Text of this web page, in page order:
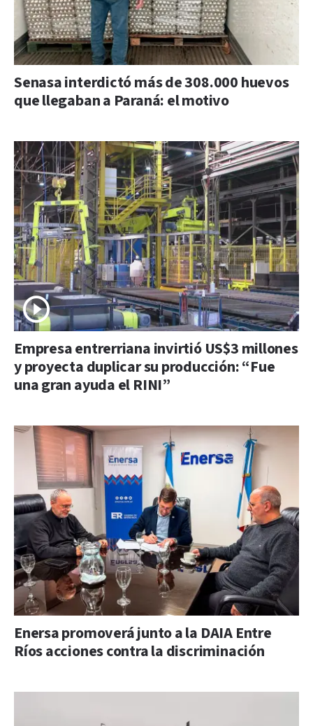
Senasa interdictó más de 308.000 huevos
que llegaban a Paraná: el motivo
Empresa entrerriana invirtió US$3 millones
y proyecta duplicar su producción: “Fue
una gran ayuda el RINI”
Enersa promoverá junto a la DAIA Entre
Ríos acciones contra la discriminación